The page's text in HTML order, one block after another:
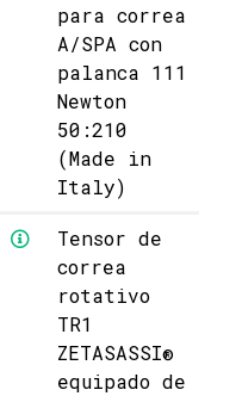
para correa
A/SPA con
palanca 111
Newton
50:210
(Made in
Italy)
Tensor de
correa
rotativo
TR1
ZETASASSI®
equipado de